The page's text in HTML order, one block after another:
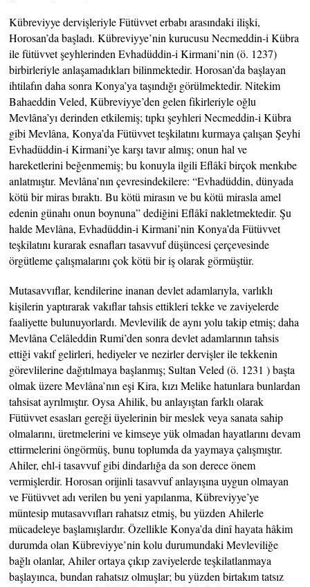
Kübreviyye dervişleriyle Fütüvvet erbabı arasındaki ilişki,
Horosan’da başladı. Kübreviyye’nin kurucusu Necmeddin-i Kübra
ile fütüvvet şeyhlerinden Evhadüddin-i Kirmani’nin (ö. 1237)
birbirleriyle anlaşamadıkları bilinmektedir. Horosan’da başlayan
ihtilafın daha sonra Konya’ya taşındığı görülmektedir. Nitekim
Bahaeddin Veled, Kübreviyye’den gelen fikirleriyle oğlu
Mevlâna’yı derinden etkilemiş; tıpkı şeyhleri Necmeddin-i Kübra
gibi Mevlâna, Konya’da Fütüvvet teşkilatını kurmaya çalışan Şeyhi
Evhadüddin-i Kirmani’ye karşı tavır almış; onun hal ve
hareketlerini beğenmemiş; bu konuyla ilgili Eflâkî birçok menkıbe
anlatmıştır. Mevlâna’nın çevresindekilere: “Evhadüddin, dünyada
kötü bir miras bıraktı. Bu kötü mirasın ve bu kötü mirasla amel
edenin günahı onun boynuna” dediğini Eflâkî nakletmektedir. Şu
halde Mevlâna, Evhadüddin-i Kirmani’nin Konya’da Fütüvvet
teşkilatını kurarak esnafları tasavvuf düşüncesi çerçevesinde
örgütleme çalışmalarını çok kötü bir iş olarak görmüştür.
Mutasavvıflar, kendilerine inanan devlet adamlarıyla, varlıklı
kişilerin yaptırarak vakıflar tahsis ettikleri tekke ve zaviyelerde
faaliyette bulunuyorlardı. Mevlevilik de aynı yolu takip etmiş; daha
Mevlâna Celâleddin Rumi’den sonra devlet adamlarının tahsis
ettiği vakıf gelirleri, hediyeler ve nezirler dervişler ile tekkenin
görevlilerine dağıtılmaya başlanmış; Sultan Veled (ö. 1231 ) başta
olmak üzere Mevlâna’nın eşi Kira, kızı Melike hatunlara bunlardan
tahsisat ayrılmıştır. Oysa Ahilik, bu anlayıştan farklı olarak
Fütüvvet esasları gereği üyelerinin bir meslek veya sanata sahip
olmalarını, üretmelerini ve kimseye yük olmadan hayatlarını devam
ettirmelerini öngörmüş, bunu toplumda da yaymaya çalışmıştır.
Ahiler, ehl-i tasavvuf gibi dindarlığa da son derece önem
vermişlerdir. Horosan orijinli tasavvuf anlayışına uygun olmayan
ve Fütüvvet adı verilen bu yeni yapılanma, Kübreviyye’ye
müntesip mutasavvıfları rahatsız etmiş, bu yüzden Ahilerle
mücadeleye başlamışlardır. Özellikle Konya’da dinî hayata hâkim
durumda olan Kübreviyye’nin kolu durumundaki Mevleviliğe
bağlı olanlar, Ahiler ortaya çıkıp zaviyelerde teşkilatlanmaya
başlayınca, bundan rahatsız olmuşlar; bu yüzden birtakım tatsız